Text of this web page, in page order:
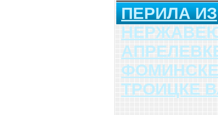
ПЕРИЛА ИЗ
ТРОИЦКЕ